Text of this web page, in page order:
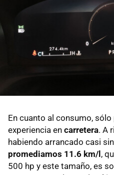
En cuanto al consumo,
experiencia en carretera. A
habiendo arrancado casi
promediamos 11.6 km/l,
500 hp y este tamaño, es